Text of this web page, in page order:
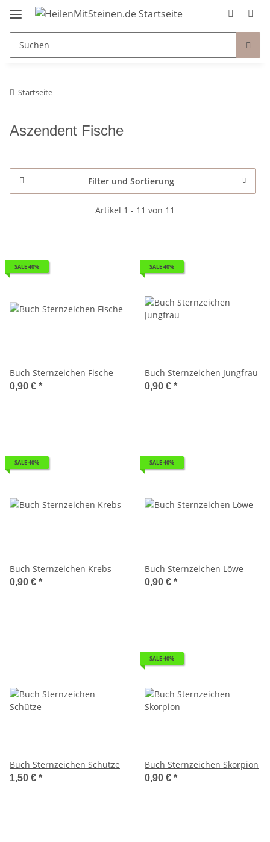
Startseite
Aszendent Fische
Filter und Sortierung
Artikel 1 - 11 von 11
SALE 40%
Buch Sternzeichen Fische
0,90 € *
SALE 40%
Buch Sternzeichen Jungfrau
0,90 € *
SALE 40%
Buch Sternzeichen Krebs
0,90 € *
SALE 40%
Buch Sternzeichen Löwe
0,90 € *
Buch Sternzeichen Schütze
1,50 € *
SALE 40%
Buch Sternzeichen Skorpion
0,90 € *